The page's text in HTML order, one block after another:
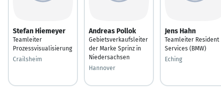
Stefan Hiemeyer
Teamleiter
Prozessvisualisierung
Crailsheim
Andreas Pollok
Gebietsverkaufsleiter
der Marke Sprinz in
Niedersachsen
Hannover
Jens Hahn
Teamleiter Resident
Services (BMW)
Eching